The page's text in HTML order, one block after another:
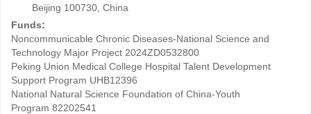
Beijing 100730, China
Funds:
Noncommunicable Chronic Diseases-National Science and
Technology Major Project 2024ZD0532800
Peking Union Medical College Hospital Talent Development
Support Program UHB12396
National Natural Science Foundation of China-Youth
Program 82202541